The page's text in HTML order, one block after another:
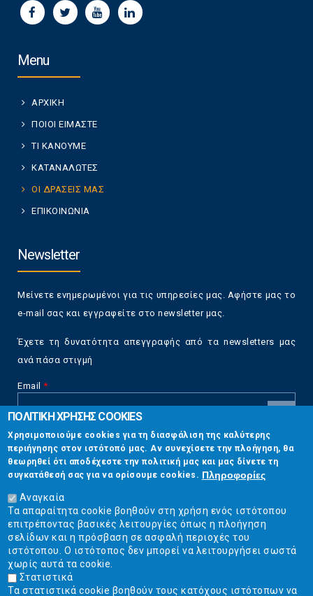
Menu
ΑΡΧΙΚΗ
ΠΟΙΟΙ ΕΙΜΑΣΤΕ
ΤΙ ΚΑΝΟΥΜΕ
ΚΑΤΑΝΑΛΩΤΕΣ
ΟΙ ΔΡΑΣΕΙΣ ΜΑΣ
ΕΠΙΚΟΙΝΩΝΙΑ
Newsletter
Μείνετε ενημερωμένοι για τις υπηρεσίες μας. Αφήστε μας το
e-mail σας και εγγραφείτε στο newsletter μας.
Έχετε τη δυνατότητα απεγγραφής από τα newsletters μας
ανά πάσα στιγμή
Email *
CAPTCHA
This
question is
for testing
whether or
not you are a
human visitor
and to
prevent
automated
spam
submissions.
5+2
Επικοινωνία
Στουρνάρη 17, Αθήνα 10683
2103304444
info@ekpizo.gr
www.ekpizo.gr
ΠΟΛΙΤΙΚΗ ΧΡΗΣΗΣ COOKIES
Χρησιμοποιούμε cookies για τη διασφάλιση της καλύτερης
περιήγησης στον ιστότοπό μας. Αν συνεχίσετε την πλοήγηση, θα
θεωρηθεί ότι αποδέχεστε την πολιτική μας και μας δίνετε τη
συγκατάθεσή σας για να ορίσουμε cookies. Πληροφορίες
Αναγκαία
Τα απαραίτητα cookie βοηθούν στη χρήση ενός ιστότοπου
επιτρέποντας βασικές λειτουργίες όπως η πλοήγηση
σελίδων και η πρόσβαση σε ασφαλή περιοχές του
ιστότοπου. Ο ιστότοπος δεν μπορεί να λειτουργήσει σωστά
χωρίς αυτά τα cookie.
Στατιστικά
Τα στατιστικά cookie βοηθούν τους κατόχους ιστότοπων να